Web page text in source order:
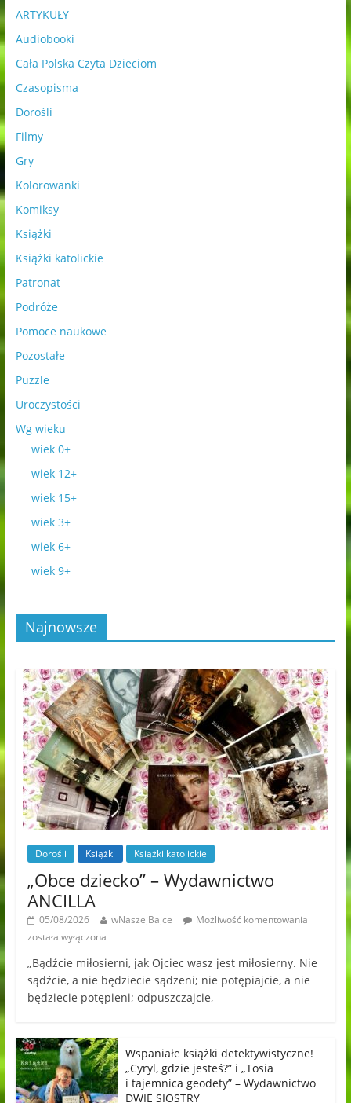
ARTYKUŁY
Audiobooki
Cała Polska Czyta Dzieciom
Czasopisma
Dorośli
Filmy
Gry
Kolorowanki
Komiksy
Książki
Książki katolickie
Patronat
Podróże
Pomoce naukowe
Pozostałe
Puzzle
Uroczystości
Wg wieku
wiek 0+
wiek 12+
wiek 15+
wiek 3+
wiek 6+
wiek 9+
Najnowsze
Dorośli Książki Książki katolickie
„Obce dziecko” – Wydawnictwo
ANCILLA
05/08/2026 wNaszejBajce
Możliwość komentowania
została wyłączona
„Bądźcie miłosierni, jak Ojciec wasz jest miłosierny. Nie
sądźcie, a nie będziecie sądzeni; nie potępiajcie, a nie
będziecie potępieni; odpuszczajcie,
Wspaniałe książki detektywistyczne!
„Cyryl, gdzie jesteś?” i „Tosia
i tajemnica geodety” – Wydawnictwo
DWIE SIOSTRY